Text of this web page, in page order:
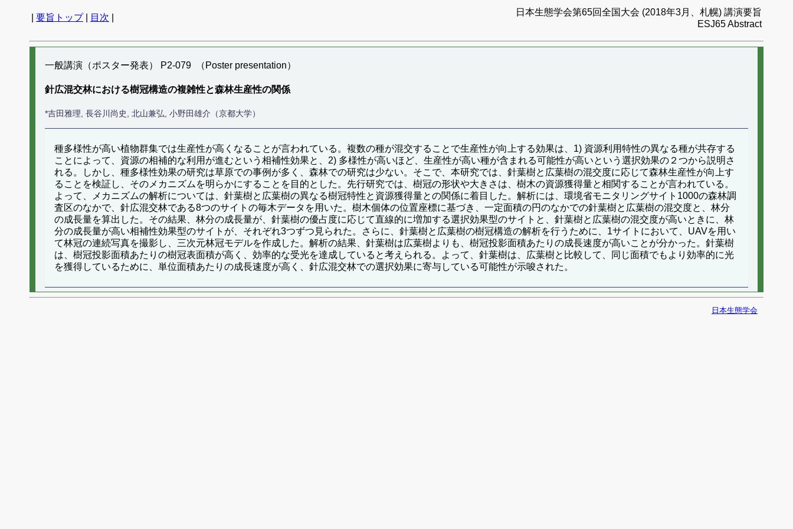
要旨トップ| 目次
日本生態学会第65回全国大会 (2018年3月、札幌) 講演要旨
ESJ65 Abstract
一般講演（ポスター発表） P2-079 （Poster presentation）
針広混交林における樹冠構造の複雑性と森林生産性の関係
*吉田雅理, 長谷川尚史, 北山兼弘, 小野田雄介（京都大学）
種多様性が高い植物群集では生産性が高くなることが言われている。複数の種が混交することで生産性が向上する効果は、1) 資源利用特性の異なる種が共存する
ことによって、資源の相補的な利用が進むという相補性効果と、2) 多様性が高いほど、生産性が高い種が含まれる可能性が高いという選択効果の２つから説明さ
れる。しかし、種多様性効果の研究は草原での事例が多く、森林での研究は少ない。そこで、本研究では、針葉樹と広葉樹の混交度に応じて森林生産性が向上す
ることを検証し、そのメカニズムを明らかにすることを目的とした。先行研究では、樹冠の形状や大きさは、樹木の資源獲得量と相関することが言われている。
よって、メカニズムの解析については、針葉樹と広葉樹の異なる樹冠特性と資源獲得量との関係に着目した。解析には、環境省モニタリングサイト1000の森林調
査区のなかで、針広混交林である8つのサイトの毎木データを用いた。樹木個体の位置座標に基づき、一定面積の円のなかでの針葉樹と広葉樹の混交度と、林分
の成長量を算出した。その結果、林分の成長量が、針葉樹の優占度に応じて直線的に増加する選択効果型のサイトと、針葉樹と広葉樹の混交度が高いときに、林
分の成長量が高い相補性効果型のサイトが、それぞれ3つずつ見られた。さらに、針葉樹と広葉樹の樹冠構造の解析を行うために、1サイトにおいて、UAVを用い
て林冠の連続写真を撮影し、三次元林冠モデルを作成した。解析の結果、針葉樹は広葉樹よりも、樹冠投影面積あたりの成長速度が高いことが分かった。針葉樹
は、樹冠投影面積あたりの樹冠表面積が高く、効率的な受光を達成していると考えられる。よって、針葉樹は、広葉樹と比較して、同じ面積でもより効率的に光
を獲得しているために、単位面積あたりの成長速度が高く、針広混交林での選択効果に寄与している可能性が示唆された。
日本生態学会